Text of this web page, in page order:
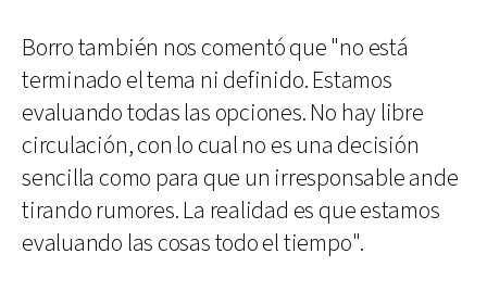
Borro también nos comentó que "no está
terminado el tema ni definido. Estamos
evaluando todas las opciones. No hay libre
circulación, con lo cual no es una decisión
sencilla como para que un irresponsable ande
tirando rumores. La realidad es que estamos
evaluando las cosas todo el tiempo".